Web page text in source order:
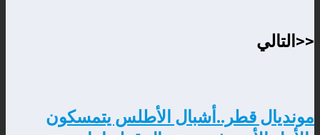
<<التالي
مونديال قطر..أشبال الأطلس يتمسكون